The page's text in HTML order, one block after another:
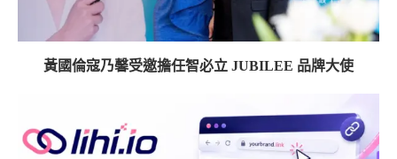
黃國倫寇乃馨受邀擔任智必立 JUBILEE 品牌大使